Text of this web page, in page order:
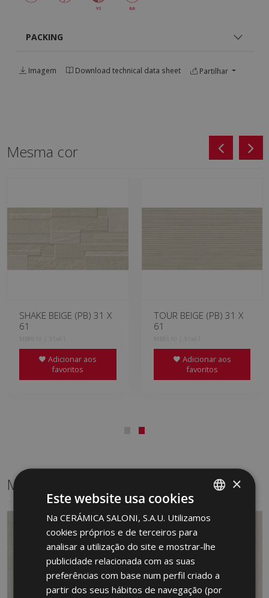
PACKING
Imagem Download technical data sheet Partilhar
Mesma cor
SHAKE BEIGE (PB) 31 X
61
MBF610 | 31x61
Adicionar aos
favoritos
TOUR BEIGE (PB) 31 X
61
MBE610 | 31x61
Adicionar aos
favoritos
Mesmo formato
SPANISH
ENGLISH
GERMAN
×
Este website usa cookies
Na CERÁMICA SALONI, S.A.U. Utilizamos
cookies próprios e de terceiros para
analisar a utilização do site e mostrar-lhe
publicidade relacionada com as suas
preferências com base num perfil criado a
partir dos seus hábitos de navegação (por